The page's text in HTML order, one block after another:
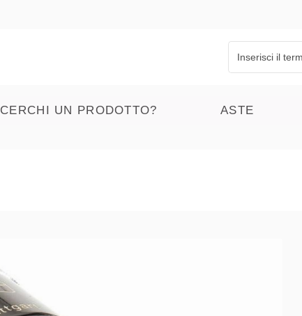
CERCHI UN PRODOTTO? ASTE